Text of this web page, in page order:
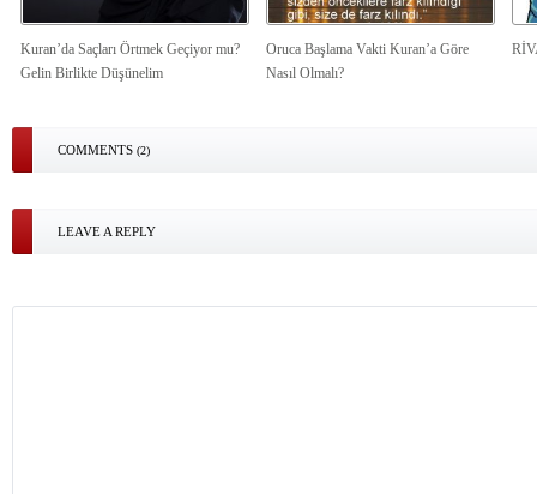
Kuran’da Saçları Örtmek Geçiyor mu?
Gelin Birlikte Düşünelim
Oruca Başlama Vakti Kuran’a Göre
Nasıl Olmalı?
COMMENTS (2)
LEAVE A REPLY